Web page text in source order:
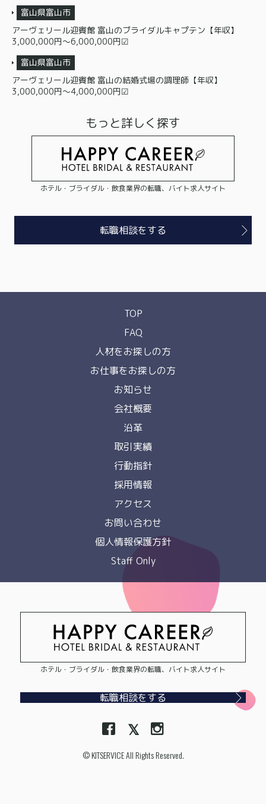
富山県富山市
アーヴェリール迎賓館 富山のブライダルキャプテン【年収】
3,000,000円〜6,000,000円☑
富山県富山市
アーヴェリール迎賓館 富山の結婚式場の調理師【年収】
3,000,000円〜4,000,000円☑
もっと詳しく探す
ホテル・ブライダル・飲食業界の転職、バイト求人サイト
転職相談をする
TOP
FAQ
人材をお探しの方
お仕事をお探しの方
お知らせ
会社概要
沿革
取引実績
行動指針
採用情報
アクセス
お問い合わせ
個人情報保護方針
Staff Only
ホテル・ブライダル・飲食業界の転職、バイト求人サイト
転職相談をする
© KITSERVICE All Rights Reserved.